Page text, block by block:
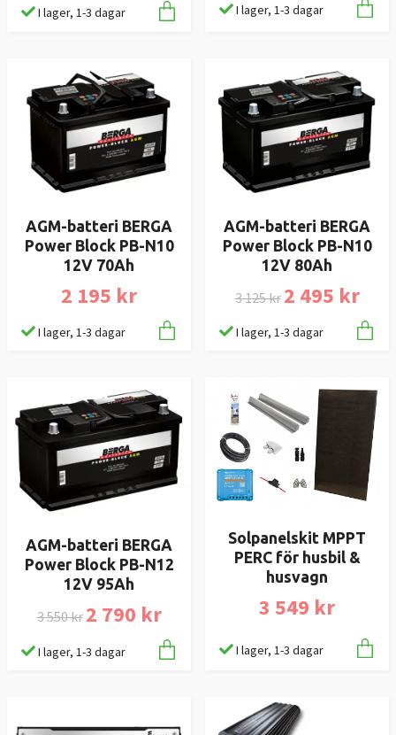
I lager, 1-3 dagar I lager, 1-3 dagar
AGM-batteri BERGA
Power Block PB-N10
12V 70Ah
2 195 kr
I lager, 1-3 dagar
AGM-batteri BERGA
Power Block PB-N10
12V 80Ah
3 125 kr 2 495 kr
I lager, 1-3 dagar
AGM-batteri BERGA
Power Block PB-N12
12V 95Ah
3 550 kr 2 790 kr
I lager, 1-3 dagar
Solpanelskit MPPT
PERC för husbil &
husvagn
3 549 kr
I lager, 1-3 dagar